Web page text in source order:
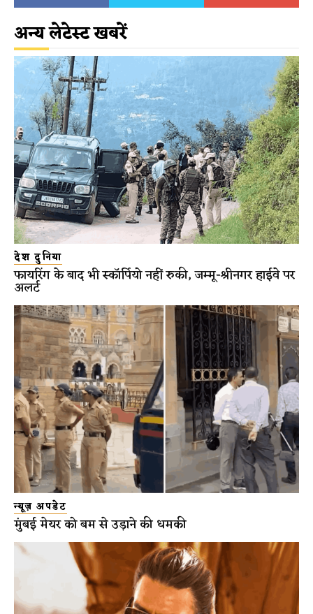
अन्य लेटेस्ट खबरें
देश दुनिया
फायरिंग के बाद भी स्कॉर्पियो नहीं रुकी, जम्मू-श्रीनगर हाईवे पर
अलर्ट
न्यूज़ अपडेट
मुंबई मेयर को बम से उड़ाने की धमकी